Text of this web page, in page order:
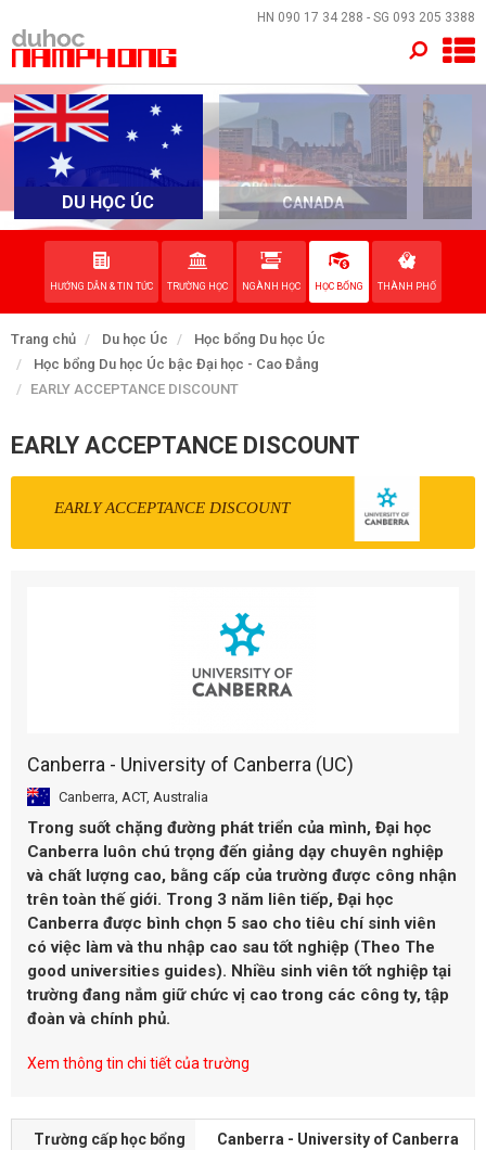
HN 090 17 34 288 - SG 093 205 3388
DU HỌC ÚC CANADA
HƯỚNG DẪN & TIN TỨC TRƯỜNG HỌC NGÀNH HỌC HỌC BỔNG THÀNH PHỐ
Trang chủ Du học Úc
Học bổng Du học Úc
Học bổng Du học Úc bậc Đại học - Cao Đẳng
EARLY ACCEPTANCE DISCOUNT
EARLY ACCEPTANCE DISCOUNT
EARLY ACCEPTANCE DISCOUNT
Canberra - University of Canberra (UC)
Canberra, ACT, Australia
Trong suốt chặng đường phát triển của mình, Đại học
Canberra luôn chú trọng đến giảng dạy chuyên nghiệp
và chất lượng cao, bằng cấp của trường được công nhận
trên toàn thế giới. Trong 3 năm liên tiếp, Đại học
Canberra được bình chọn 5 sao cho tiêu chí sinh viên
có việc làm và thu nhập cao sau tốt nghiệp (Theo The
good universities guides). Nhiều sinh viên tốt nghiệp tại
trường đang nắm giữ chức vị cao trong các công ty, tập
đoàn và chính phủ.
Xem thông tin chi tiết của trường
Trường cấp học bổng
Canberra - University of Canberra
×
TRANG CHỦ
QUỐC GIA
EVENTS
VỀ NAM PHONG
LIÊN HỆ